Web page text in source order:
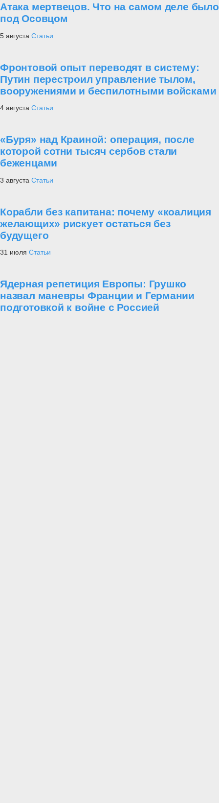
Атака мертвецов. Что на самом деле было
под Осовцом
5 августа Статьи
Фронтовой опыт переводят в систему:
Путин перестроил управление тылом,
вооружениями и беспилотными войсками
4 августа Статьи
«Буря» над Краиной: операция, после
которой сотни тысяч сербов стали
беженцами
3 августа Статьи
Корабли без капитана: почему «коалиция
желающих» рискует остаться без
будущего
31 июля Статьи
Ядерная репетиция Европы: Грушко
назвал маневры Франции и Германии
подготовкой к войне с Россией